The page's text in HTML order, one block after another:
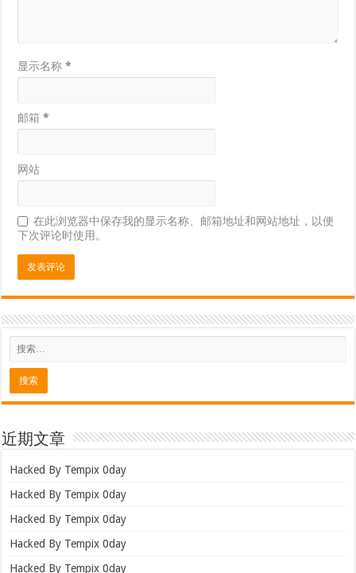
显示名称*
邮箱*
网站
在此浏览器中保存我的显示名称、邮箱地址和网站地址，以便
下次评论时使用。
近期文章
Hacked By Tempix 0day
Hacked By Tempix 0day
Hacked By Tempix 0day
Hacked By Tempix 0day
Hacked By Tempix 0day